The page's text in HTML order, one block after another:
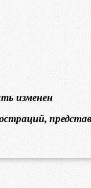
изменен